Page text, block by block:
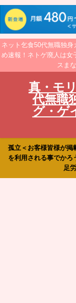
ネット乞食50代無職独
め速報！ネトゲ廃人は女
スま
真・モ
代無職
グ・ゲ
孤立＜お客様皆様が掲
を利用される事でかろ
足